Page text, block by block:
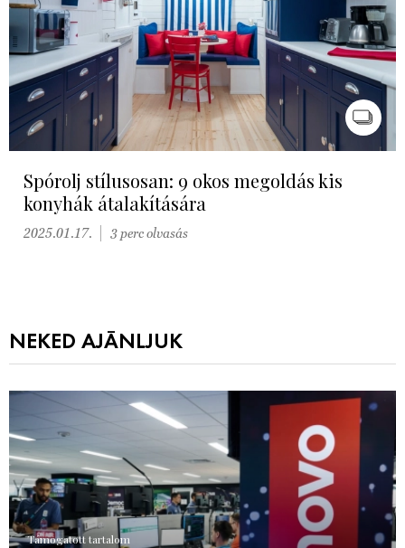
Spórolj stílusosan: 9 okos megoldás kis
konyhák átalakítására
2025.01.17. 3 perc olvasás
NEKED AJÁNLJUK
Támogatott tartalom